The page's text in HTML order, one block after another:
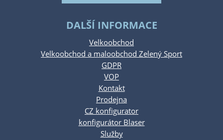
DALŠÍ INFORMACE
Velkoobchod
Velkoobchod a maloobchod Zelený Sport
GDPR
VOP
Kontakt
Prodejna
CZ konfigurator
konfigurátor Blaser
Služby